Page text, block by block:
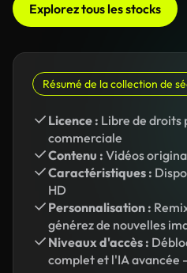
Explorez tous les stocks
Résumé de la collection de
Licence : Libre de droits
commerciale
Contenu : Vidéos
Caractéristiques :
HD
Personnalisation :
générez de nouvelles
Niveaux d'accès :
complet et l'IA avancée